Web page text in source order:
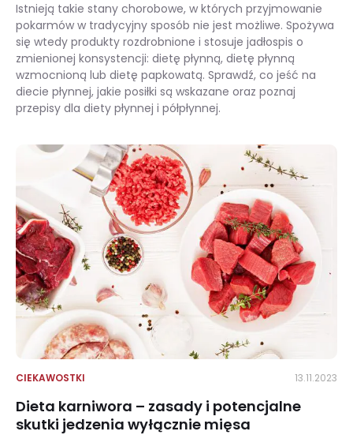
Istnieją takie stany chorobowe, w których przyjmowanie
pokarmów w tradycyjny sposób nie jest możliwe. Spożywa
się wtedy produkty rozdrobnione i stosuje jadłospis o
zmienionej konsystencji: dietę płynną, dietę płynną
wzmocnioną lub dietę papkowatą. Sprawdź, co jeść na
diecie płynnej, jakie posiłki są wskazane oraz poznaj
przepisy dla diety płynnej i półpłynnej.
CIEKAWOSTKI 13.11.2023
Dieta karniwora – zasady i potencjalne
skutki jedzenia wyłącznie mięsa